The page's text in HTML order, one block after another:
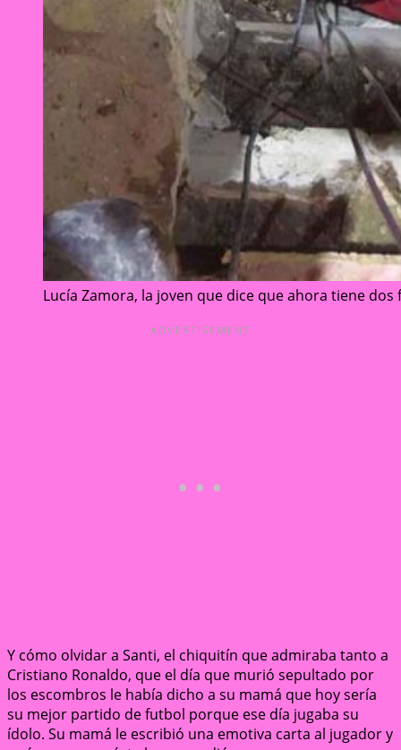
Lucía Zamora, la joven que dice que ahora tiene
Y cómo olvidar a Santi, el chiquitín que admiraba tanto a
Cristiano Ronaldo, que el día que murió sepultado por
los escombros le había dicho a su mamá que hoy sería
su mejor partido de futbol porque ese día jugaba su
ídolo. Su mamá le escribió una emotiva carta al jugador y